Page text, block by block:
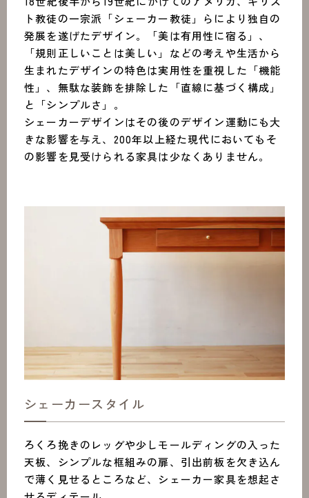
ト教徒の一宗派「シェーカー教徒」らにより独自の
発展を遂げたデザイン。「美は有用性に宿る」、
「規則正しいことは美しい」などの考えや生活から
生まれたデザインの特色は実用性を重視した「機能
性」、無駄な装飾を排除した「直線に基づく構成」
と「シンプルさ」。
シェーカーデザインはその後のデザイン運動にも大
きな影響を与え、200年以上経た現代においてもそ
の影響を見受けられる家具は少なくありません。
シェーカースタイル
ろくろ挽きのレッグや少しモールディングの入った
天板、シンプルな框組みの扉、引出前板を欠き込ん
で薄く見せるところなど、シェーカー家具を想起さ